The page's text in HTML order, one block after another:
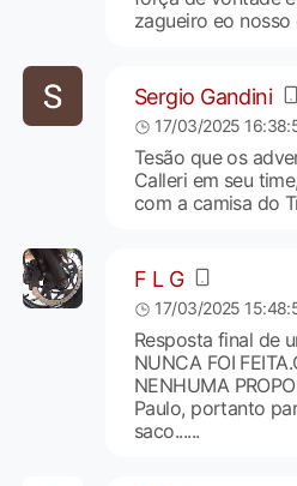
zagueiro eo nosso
Sergio Gandini
17/03/2025
Tesão que os
Calleri em seu
com a camisa do
F L G
17/03/2025
Resposta final de
NUNCA FOI
NENHUMA
Paulo, portanto
saco......